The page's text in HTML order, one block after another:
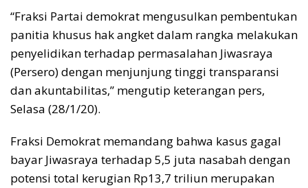
“Fraksi Partai demokrat mengusulkan pembentukan
panitia khusus hak angket dalam rangka melakukan
penyelidikan terhadap permasalahan Jiwasraya
(Persero) dengan menjunjung tinggi transparansi
dan akuntabilitas,” mengutip keterangan pers,
Selasa (28/1/20).
Fraksi Demokrat memandang bahwa kasus gagal
bayar Jiwasraya terhadap 5,5 juta nasabah dengan
potensi total kerugian Rp13,7 triliun merupakan